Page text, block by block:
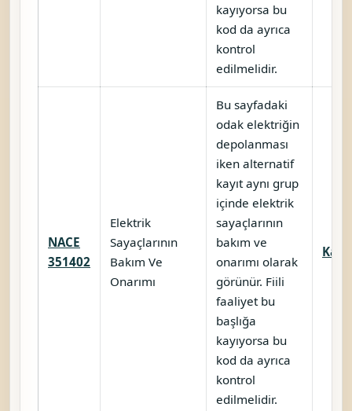
kayıyorsa bu
kod da ayrıca
kontrol
edilmelidir.
NACE
351402
Elektrik
Sayaçlarının
Bakım Ve
Onarımı
Bu sayfadaki
odak elektriğin
depolanması
iken alternatif
kayıt aynı grup
içinde elektrik
sayaçlarının
bakım ve
onarımı olarak
görünür. Fiili
faaliyet bu
başlığa
kayıyorsa bu
kod da ayrıca
kontrol
edilmelidir.